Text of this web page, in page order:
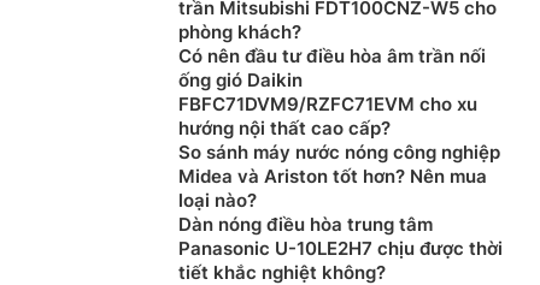
được tích hợp chức năng đảo hướng gió ngang tự
động(Trái/phải). Ngoài ra, với hướng đảo gió lên
trên/xuống dưới người dùng có thể điều chỉnh bằng
tay, với cấu trúc 8 cánh gió dọc để mang lại luồng gió
dễ chịu cho cả người dùng ở gần và ở xa điều hòa
trần Mitsubishi FDT100CNZ-W5 cho
phòng khách?
Có nên đầu tư điều hòa âm trần nối
ống gió Daikin
FBFC71DVM9/RZFC71EVM cho xu
hướng nội thất cao cấp?
So sánh máy nước nóng công nghiệp
Midea và Ariston tốt hơn? Nên mua
loại nào?
Dàn nóng điều hòa trung tâm
Panasonic U-10LE2H7 chịu được thời
tiết khắc nghiệt không?